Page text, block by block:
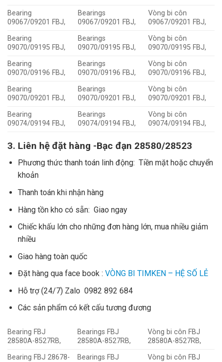
Bearing
09067/09201 FBJ,
Bearings
09067/09201 FBJ,
Vòng bi côn
09067/09201 FBJ,
Bearing
09070/09195 FBJ,
Bearings
09070/09195 FBJ,
Vòng bi côn
09070/09195 FBJ,
Bearing
09070/09196 FBJ,
Bearings
09070/09196 FBJ,
Vòng bi côn
09070/09196 FBJ,
Bearing
09070/09201 FBJ,
Bearings
09070/09201 FBJ,
Vòng bi côn
09070/09201 FBJ,
Bearing
09074/09194 FBJ,
Bearings
09074/09194 FBJ,
Vòng bi côn
09074/09194 FBJ,
3. Liên hệ đặt hàng -Bạc đạn 28580/28523
Phương thức thanh toán linh động: Tiền mặt hoặc chuyển
khoản
Thanh toán khi nhận hàng
Hàng tồn kho có sẵn: Giao ngay
Chiếc khấu lớn cho những đơn hàng lớn, mua nhiều giảm
nhiều
Giao hàng toàn quốc
Đặt hàng qua face book : VÒNG BI TIMKEN – HỆ SỐ LẺ
Hỗ trợ (24/7) Zalo 0982 892 684
Các sản phẩm có kết cấu tương đương
Bearing FBJ
28580A-8527RB,
Bearings FBJ
28580A-8527RB,
Vòng bi côn FBJ
28580A-8527RB,
Bearing FBJ 28678-
Bearings FBJ
Vòng bi côn FBJ